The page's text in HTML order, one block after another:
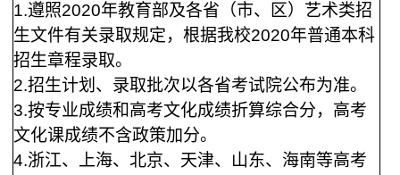
1.遵照2020年教育部及各省（市、区）艺术类招
生文件有关录取规定，根据我校2020年普通本科
招生章程录取。
2.招生计划、录取批次以各省考试院公布为准。
3.按专业成绩和高考文化成绩折算综合分，高考
文化课成绩不含政策加分。
4.浙江、上海、北京、天津、山东、海南等高考